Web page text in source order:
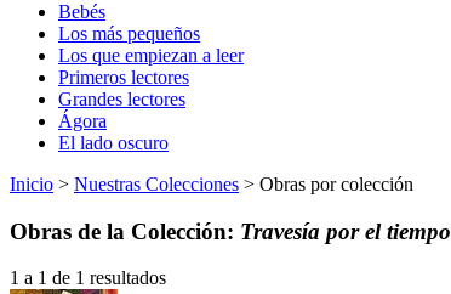
Bebés
Los más pequeños
Los que empiezan a leer
Primeros lectores
Grandes lectores
Ágora
El lado oscuro
Inicio > Nuestras Colecciones > Obras por colección
Obras de la Colección: Travesía por el tiempo
1 a 1 de 1 resultados